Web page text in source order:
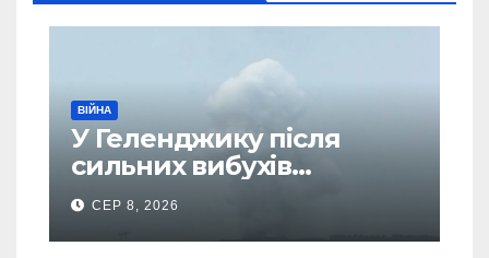
ВІЙНА
У Геленджику після
сильних вибухів
почалася масова
евакуація
СЕР 8, 2026